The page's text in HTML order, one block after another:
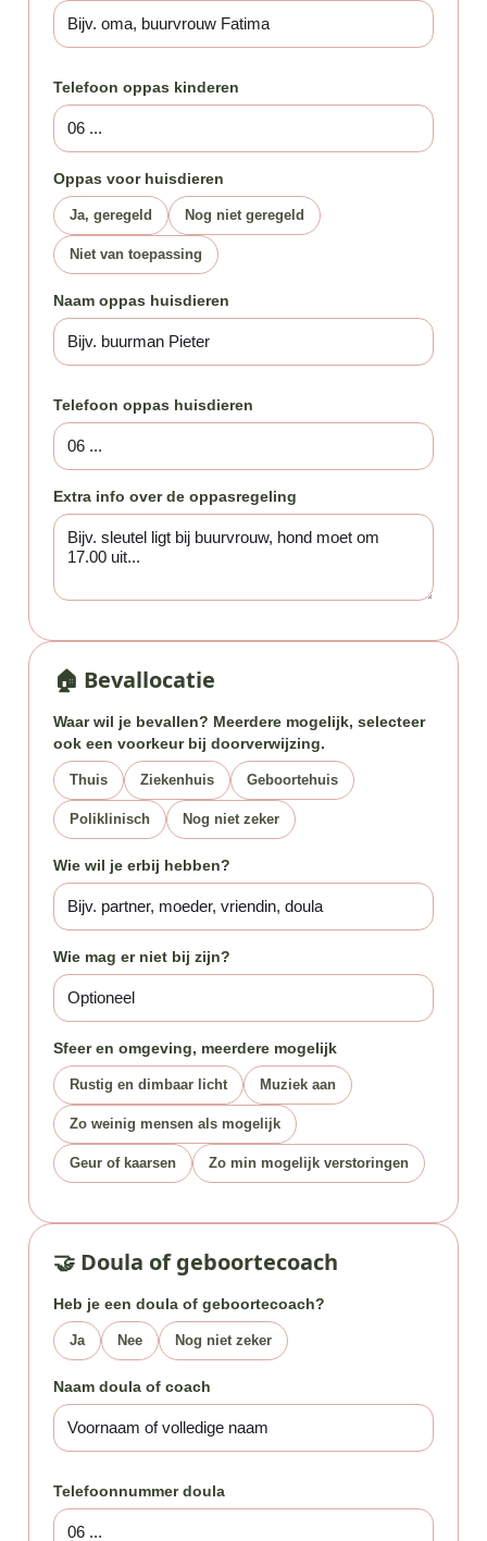
Telefoon oppas kinderen
Oppas voor huisdieren
Ja, geregeld Nog niet geregeld
Niet van toepassing
Naam oppas huisdieren
Telefoon oppas huisdieren
Extra info over de oppasregeling
🏠 Bevallocatie
Waar wil je bevallen? Meerdere mogelijk, selecteer
ook een voorkeur bij doorverwijzing.
Thuis Ziekenhuis Geboortehuis
Poliklinisch Nog niet zeker
Wie wil je erbij hebben?
Wie mag er niet bij zijn?
Sfeer en omgeving, meerdere mogelijk
Rustig en dimbaar licht Muziek aan
Zo weinig mensen als mogelijk
Geur of kaarsen Zo min mogelijk verstoringen
🤝 Doula of geboortecoach
Heb je een doula of geboortecoach?
Ja Nee Nog niet zeker
Naam doula of coach
Telefoonnummer doula